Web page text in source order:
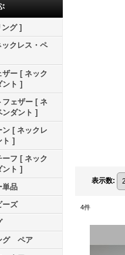
グ ]
クレス・ペ
ザー [ ネック
ント ]
フェザー [ ネ
ンダント ]
ン [ ネックレ
ト ]
フ [ ネック
ント ]
単品
ーズ
グ ペア
表示数:
4件